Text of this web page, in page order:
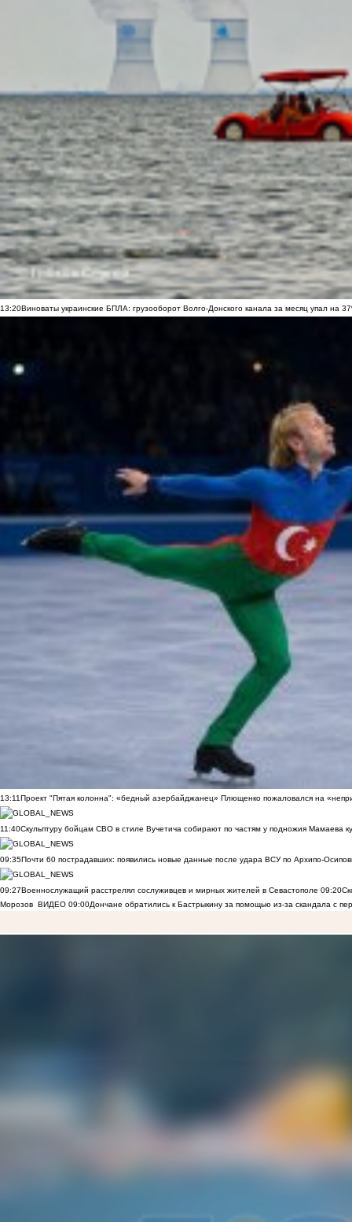
13:20Виноваты украинские БПЛА: грузооборот Волго-Донского канала за месяц упал на
13:11Проект "Пятая колонна": «бедный азербайджанец» Плющенко пожаловался на
11:40Скульптуру бойцам СВО в стиле Вучетича собирают по частям у подножия Мамаева
09:35Почти 60 пострадавших: появились новые данные после удара ВСУ по Архипо-
09:27Военнослужащий расстрелял сослуживцев и мирных жителей в Севастополе 09:20
Морозов ВИДЕО 09:00Дончане обратились к Бастрыкину за помощью из-за скандала с